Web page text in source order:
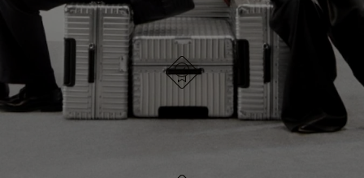
OM
HET
DEMPEN
OP
TE
ONTWORPEN IN DUITSLAND
Elk item is op kwaliteit getest en zorgvuldig